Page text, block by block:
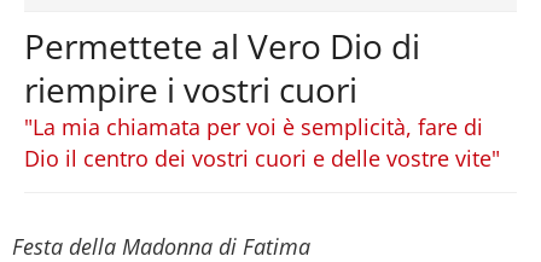
Permettete al Vero Dio di
riempire i vostri cuori
"La mia chiamata per voi è semplicità, fare di
Dio il centro dei vostri cuori e delle vostre vite"
Festa della Madonna di Fatima